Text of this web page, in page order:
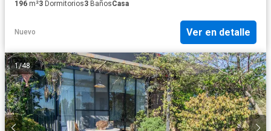
196 m²3 Dormitorios3 BañosCasa
Nuevo Ver en detalle
1/48